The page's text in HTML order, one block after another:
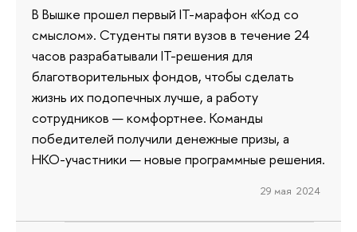
В Вышке прошел первый IT-марафон «Код со
смыслом». Студенты пяти вузов в течение 24
часов разрабатывали IT-решения для
благотворительных фондов, чтобы сделать
жизнь их подопечных лучше, а работу
сотрудников — комфортнее. Команды
победителей получили денежные призы, а
НКО-участники — новые программные решения.
29 мая 2024